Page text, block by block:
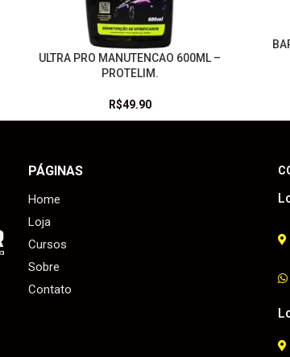
LEIA MAISULTRA PRO MANUTENCAO 600ML –
PROTELIM.
R$49.90
LEIA
PÁGINAS
Home
Loja
Cursos
Sobre
Contato